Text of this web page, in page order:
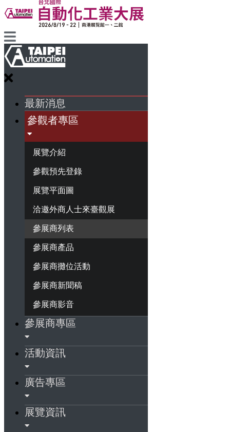
最新消息
參觀者專區
展覽介紹
參觀預先登錄
展覽平面圖
洽邀外商人士來臺觀展
參展商列表
參展商產品
參展商攤位活動
參展商新聞稿
參展商影音
參展商專區
活動資訊
廣告專區
展覽資訊